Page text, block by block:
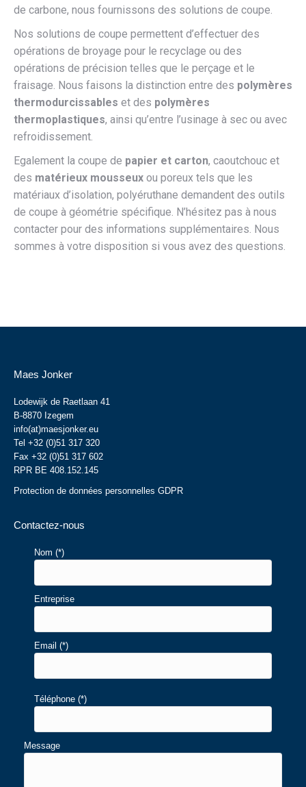
de carbone, nous fournissons des solutions de coupe.
Nos solutions de coupe permettent d’effectuer des
opérations de broyage pour le recyclage ou des
opérations de précision telles que le perçage et le
fraisage. Nous faisons la distinction entre des polymères
thermodurcissables et des polymères
thermoplastiques, ainsi qu’entre l’usinage à sec ou avec
refroidissement.
Egalement la coupe de papier et carton, caoutchouc et
des matérieux mousseux ou poreux tels que les
matériaux d’isolation, polyéruthane demandent des outils
de coupe à géométrie spécifique. N’hésitez pas à nous
contacter pour des informations supplémentaires. Nous
sommes à votre disposition si vous avez des questions.
Maes Jonker
Lodewijk de Raetlaan 41
B-8870 Izegem
info(at)maesjonker.eu
Tel +32 (0)51 317 320
Fax +32 (0)51 317 602
RPR BE 408.152.145
Protection de données personnelles GDPR
Contactez-nous
Nom (*)
Entreprise
Email (*)
Téléphone (*)
Message